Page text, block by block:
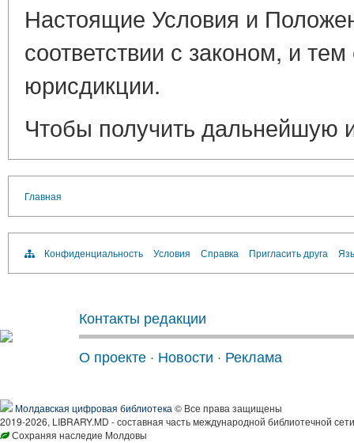
Настоящие Условия и
соответствии с законом, и
юрисдикции.
Чтобы получить
Главная
Конфиденциальность Условия Справка Пригласить друга
Контакты редакции
О проекте · Новости · Реклама
Молдавская цифровая библиотека © Все права защищены
2019-2026, LIBRARY.MD - составная часть международной библиотечной
Сохраняя наследие Молдовы